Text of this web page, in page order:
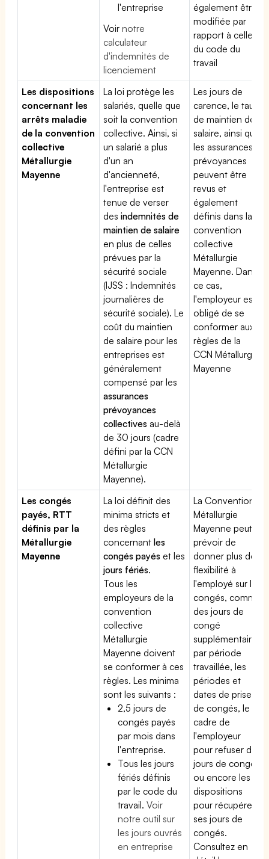
l'entreprise
Voirnotre
calculateur
d'indemnités de
licenciement
également être
modifiée par
rapport à celle
du code du
travail
Les dispositions
concernant les
arrêts maladie
de la convention
collective
Métallurgie
Mayenne
La loi protège les
salariés, quelle que
soit la convention
collective. Ainsi, si
un salarié a plus
d'un an
d'ancienneté,
l'entreprise est
tenue de verser
desindemnités de
maintien de salaire
en plus de celles
prévues par la
sécurité sociale
(IJSS : Indemnités
journalières de
sécurité sociale). Le
coût du maintien
de salaire pour les
entreprises est
généralement
compensé par les
assurances
prévoyances
collectives au-delà
de 30 jours (cadre
défini par la CCN
Métallurgie
Mayenne).
Les jours de
carence, le taux
de maintien de
salaire, ainsi que
les assurances
prévoyances
peuvent être
revus et
également
définis dans la
convention
collective
Métallurgie
Mayenne. Dans
ce cas,
l'employeur est
obligé de se
conformer aux
règles de la
CCN Métallurgie
Mayenne
Les congés
payés, RTT
définis par la
Métallurgie
Mayenne
La loi définit des
minima stricts et
des règles
concernantles
congés payés et les
jours fériés.
Tous les
employeurs de la
convention
collective
Métallurgie
Mayenne doivent
se conformer à ces
règles. Les minima
sont les suivants :
2,5 jours de
congés payés
par mois dans
l'entreprise.
Tous les jours
fériés définis
par le code du
travail.Voir
notre outil sur
les jours ouvrés
en entreprise
La Convention
Métallurgie
Mayenne peut
prévoir de
donner plus de
flexibilité à
l'employé sur les
congés, comme
des jours de
congé
supplémentaires
par période
travaillée, les
périodes et
dates de prise
de congés, le
cadre de
l'employeur
pour refuser des
jours de congés
ou encore les
dispositions
pour récupérer
ses jours de
congés.
Consultez en